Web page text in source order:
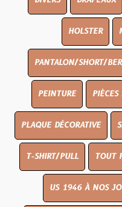
HOLSTER
PANTALON/SHORT/
PEINTURE PIÈCES
PLAQUE DÉCORATIVE
T-SHIRT/PULL TOUT
US 1946 À NOS